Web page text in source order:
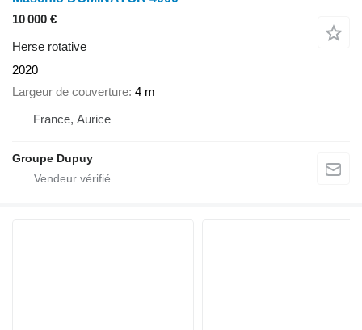
10 000 €
Herse rotative
2020
Largeur de couverture 4 m
France, Aurice
Groupe Dupuy